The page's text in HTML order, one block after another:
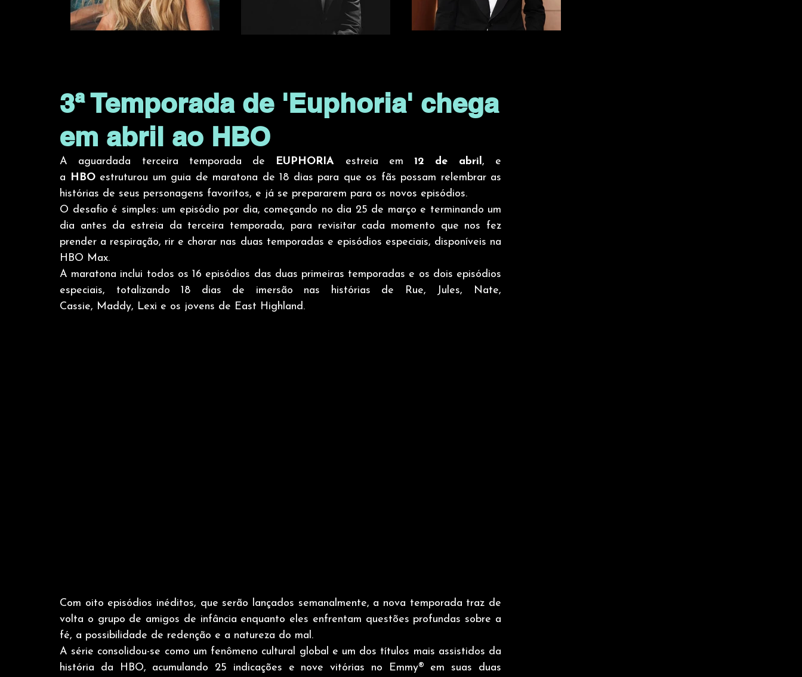
3ª Temporada de 'Euphoria' chega
em abril ao HBO
A aguardada terceira temporada de EUPHORIA estreia em 12 de abril, e
a HBO estruturou um guia de maratona de 18 dias para que os fãs possam relembrar as
histórias de seus personagens favoritos, e já se prepararem para os novos episódios.
O desafio é simples: um episódio por dia, começando no dia 25 de março e terminando um
dia antes da estreia da terceira temporada, para revisitar cada momento que nos fez
prender a respiração, rir e chorar nas duas temporadas e episódios especiais, disponíveis na
HBO Max.
A maratona inclui todos os 16 episódios das duas primeiras temporadas e os dois episódios
especiais, totalizando 18 dias de imersão nas histórias de Rue, Jules, Nate,
Cassie, Maddy, Lexi e os jovens de East Highland.
Com oito episódios inéditos, que serão lançados semanalmente, a nova temporada traz de
volta o grupo de amigos de infância enquanto eles enfrentam questões profundas sobre a
fé, a possibilidade de redenção e a natureza do mal.
A série consolidou-se como um fenômeno cultural global e um dos títulos mais assistidos da
história da HBO, acumulando 25 indicações e nove vitórias no Emmy® em suas duas